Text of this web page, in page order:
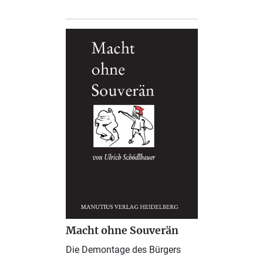
Macht ohne Souverän
Die Demontage des Bürgers